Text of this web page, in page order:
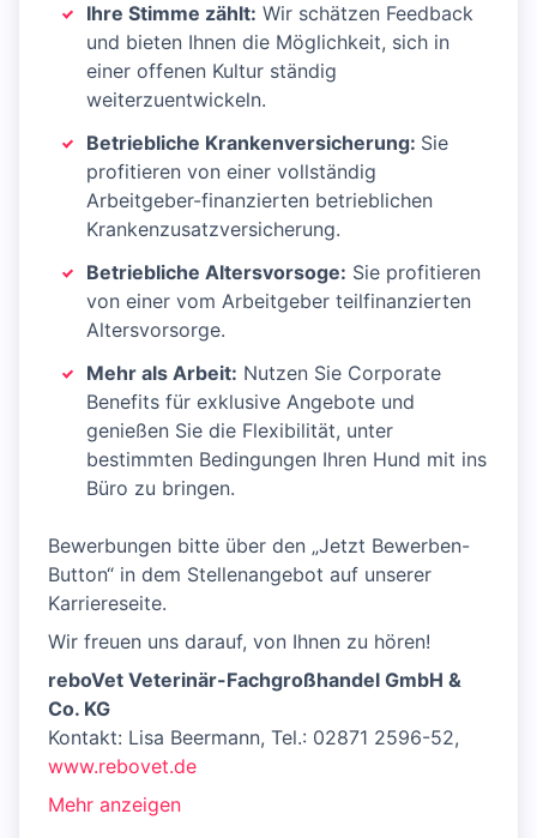
Ihre Stimme zählt: Wir schätzen Feedback
und bieten Ihnen die Möglichkeit, sich in
einer offenen Kultur ständig
weiterzuentwickeln.
Betriebliche Krankenversicherung: Sie
profitieren von einer vollständig
Arbeitgeber-finanzierten betrieblichen
Krankenzusatzversicherung.
Betriebliche Altersvorsoge: Sie profitieren
von einer vom Arbeitgeber teilfinanzierten
Altersvorsorge.
Mehr als Arbeit: Nutzen Sie Corporate
Benefits für exklusive Angebote und
genießen Sie die Flexibilität, unter
bestimmten Bedingungen Ihren Hund mit ins
Büro zu bringen.
Bewerbungen bitte über den „Jetzt Bewerben-
Button“ in dem Stellenangebot auf unserer
Karriereseite.
Wir freuen uns darauf, von Ihnen zu hören!
reboVet Veterinär-Fachgroßhandel GmbH &
Co. KG
Kontakt: Lisa Beermann, Tel.: 02871 2596-52,
www.rebovet.de
Mehr anzeigen